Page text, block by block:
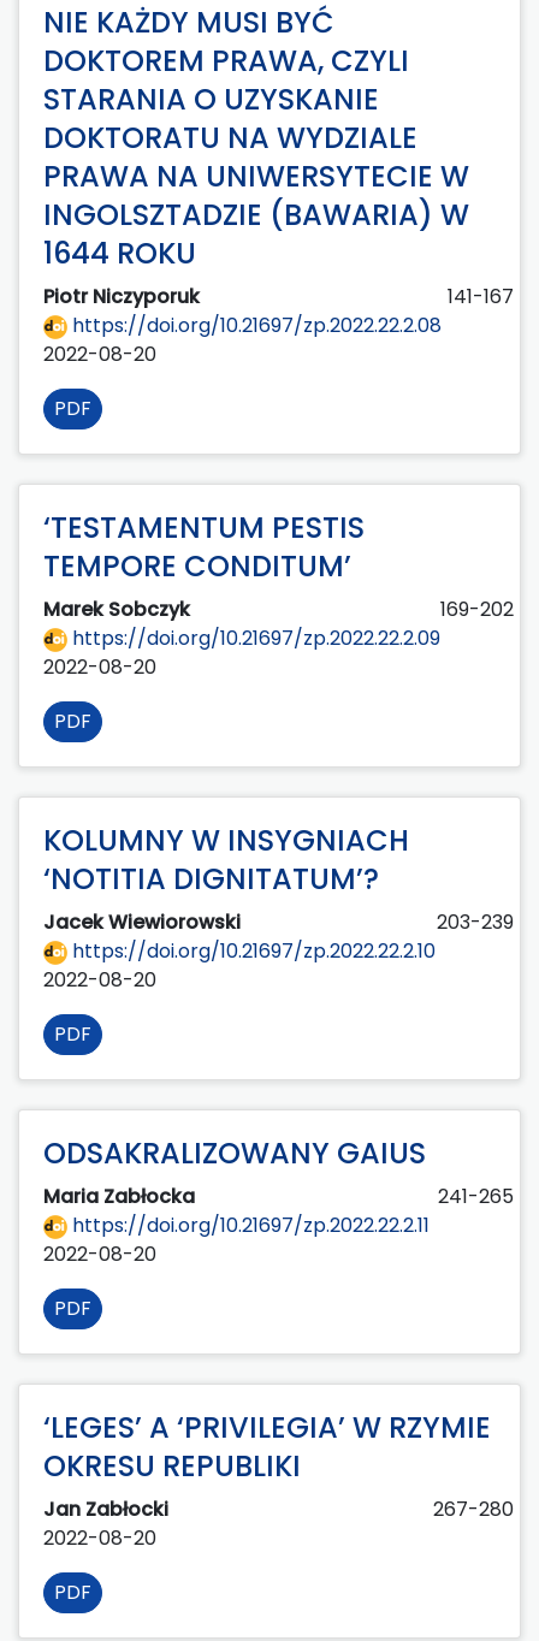
NIE KAŻDY MUSI BYĆ
DOKTOREM PRAWA, CZYLI
STARANIA O UZYSKANIE
DOKTORATU NA WYDZIALE
PRAWA NA UNIWERSYTECIE W
INGOLSZTADZIE (BAWARIA) W
1644 ROKU
Piotr Niczyporuk
141-167
https://doi.org/10.21697/zp.2022.22.2.08
2022-08-20
PDF
‘TESTAMENTUM PESTIS
TEMPORE CONDITUM’
Marek Sobczyk
169-202
https://doi.org/10.21697/zp.2022.22.2.09
2022-08-20
PDF
KOLUMNY W INSYGNIACH
‘NOTITIA DIGNITATUM’?
Jacek Wiewiorowski
203-239
https://doi.org/10.21697/zp.2022.22.2.10
2022-08-20
PDF
ODSAKRALIZOWANY GAIUS
Maria Zabłocka
241-265
https://doi.org/10.21697/zp.2022.22.2.11
2022-08-20
PDF
‘LEGES’ A ‘PRIVILEGIA’ W RZYMIE
OKRESU REPUBLIKI
Jan Zabłocki
267-280
2022-08-20
PDF